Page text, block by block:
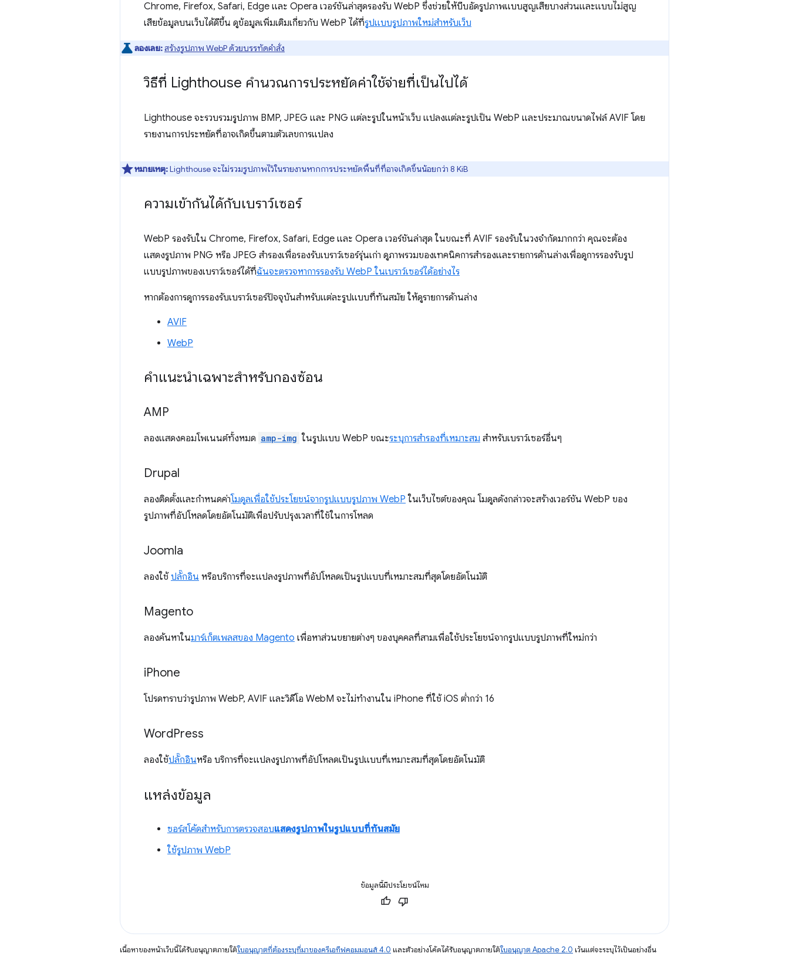
Chrome, Firefox, Safari, Edge และ Opera เวอร์ชันล่าสุดรองรับ WebP ซึ่งช่วยให้บีบอัดรูปภาพแบบสูญเสียบางส่วนและแบบไม่สูญ
เสียข้อมูลบนเว็บได้ดีขึ้น ดูข้อมูลเพิ่มเติมเกี่ยวกับ WebP ได้ที่รูปแบบรูปภาพใหม่สำหรับเว็บ
ลองเลย:สร้างรูปภาพ WebP ด้วยบรรทัดคำสั่ง
วิธีที่ Lighthouse คำนวณการประหยัดค่าใช้จ่ายที่เป็นไปได้
Lighthouse จะรวบรวมรูปภาพ BMP, JPEG และ PNG แต่ละรูปในหน้าเว็บ แปลงแต่ละรูปเป็น WebP และประมาณขนาดไฟล์ AVIF โดย
รายงานการประหยัดที่อาจเกิดขึ้นตามตัวเลขการแปลง
หมายเหตุ:Lighthouse จะไม่รวมรูปภาพไว้ในรายงานหากการประหยัดพื้นที่ที่อาจเกิดขึ้นน้อยกว่า 8 KiB
ความเข้ากันได้กับเบราว์เซอร์
WebP รองรับใน Chrome, Firefox, Safari, Edge และ Opera เวอร์ชันล่าสุด ในขณะที่ AVIF รองรับในวงจำกัดมากกว่า คุณจะต้อง
แสดงรูปภาพ PNG หรือ JPEG สำรองเพื่อรองรับเบราว์เซอร์รุ่นเก่า ดูภาพรวมของเทคนิคการสำรองและรายการด้านล่างเพื่อดูการรองรับรูป
แบบรูปภาพของเบราว์เซอร์ได้ที่ฉันจะตรวจหาการรองรับ WebP ในเบราว์เซอร์ได้อย่างไร
หากต้องการดูการรองรับเบราว์เซอร์ปัจจุบันสำหรับแต่ละรูปแบบที่ทันสมัย ให้ดูรายการด้านล่าง
AVIF
WebP
คำแนะนำเฉพาะสำหรับกองซ้อน
AMP
ลองแสดงคอมโพเนนต์ทั้งหมด amp-img ในรูปแบบ WebP ขณะระบุการสำรองที่เหมาะสม สำหรับเบราว์เซอร์อื่นๆ
Drupal
ลองติดตั้งและกำหนดค่าโมดูลเพื่อใช้ประโยชน์จากรูปแบบรูปภาพ WebP ในเว็บไซต์ของคุณ โมดูลดังกล่าวจะสร้างเวอร์ชัน WebP ของ
รูปภาพที่อัปโหลดโดยอัตโนมัติเพื่อปรับปรุงเวลาที่ใช้ในการโหลด
Joomla
ลองใช้ ปลั๊กอิน หรือบริการที่จะแปลงรูปภาพที่อัปโหลดเป็นรูปแบบที่เหมาะสมที่สุดโดยอัตโนมัติ
Magento
ลองค้นหาในมาร์เก็ตเพลสของ Magento เพื่อหาส่วนขยายต่างๆ ของบุคคลที่สามเพื่อใช้ประโยชน์จากรูปแบบรูปภาพที่ใหม่กว่า
iPhone
โปรดทราบว่ารูปภาพ WebP, AVIF และวิดีโอ WebM จะไม่ทำงานใน iPhone ที่ใช้ iOS ต่ำกว่า 16
WordPress
ลองใช้ปลั๊กอินหรือ บริการที่จะแปลงรูปภาพที่อัปโหลดเป็นรูปแบบที่เหมาะสมที่สุดโดยอัตโนมัติ
แหล่งข้อมูล
ซอร์สโค้ดสำหรับการตรวจสอบแสดงรูปภาพในรูปแบบที่ทันสมัย
ใช้รูปภาพ WebP
ข้อมูลนี้มีประโยชน์ไหม
เนื้อหาของหน้าเว็บนี้ได้รับอนุญาตภายใต้ใบอนุญาตที่ต้องระบุที่มาของครีเอทีฟคอมมอนส์ 4.0 และตัวอย่างโค้ดได้รับอนุญาตภายใต้ใบอนุญาต Apache 2.0 เว้นแต่จะระบุไว้เป็นอย่างอื่น